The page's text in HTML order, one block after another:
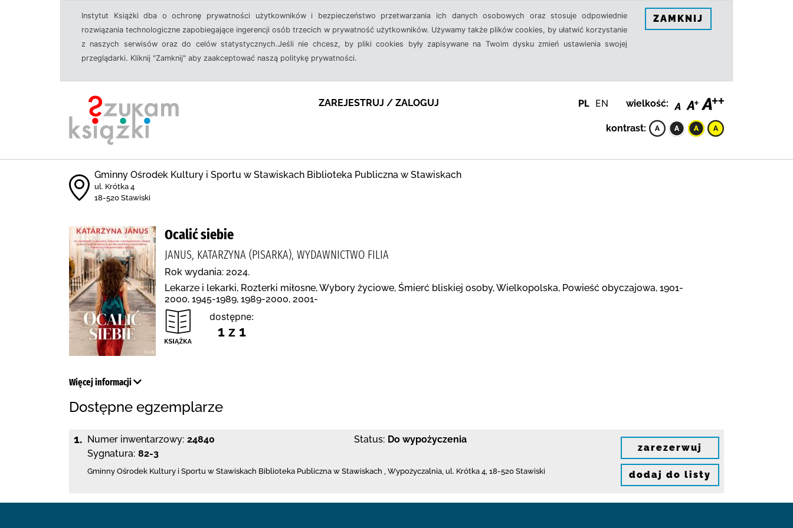
Instytut Książki dba o ochronę prywatności użytkowników i bezpieczeństwo przetwarzania ich danych osobowych oraz stosuje odpowiednie
rozwiązania technologiczne zapobiegające ingerencji osób trzecich w prywatność użytkowników. Używamy także plików cookies, by ułatwić korzystanie
z naszych serwisów oraz do celów statystycznych.Jeśli nie chcesz, by pliki cookies były zapisywane na Twoim dysku zmień ustawienia swojej
przeglądarki. Kliknij "Zamknij" aby zaakceptować naszą politykę prywatności.
ZAMKNIJ
ZAREJESTRUJ / ZALOGUJ PL EN wielkość:
kontrast:
Gminny Ośrodek Kultury i Sportu w Stawiskach Biblioteka Publiczna w Stawiskach
ul. Krótka 4
18-520 Stawiski
Ocalić siebie
JANUS, KATARZYNA (PISARKA), WYDAWNICTWO FILIA
Rok wydania: 2024.
Lekarze i lekarki, Rozterki miłosne, Wybory życiowe, Śmierć bliskiej osoby, Wielkopolska, Powieść obyczajowa, 1901-
2000, 1945-1989, 1989-2000, 2001-
dostępne:
1 z 1
Więcej informacji
Dostępne egzemplarze
1. Numer inwentarzowy: 24840
Sygnatura: 82-3
Status: Do wypożyczenia
Gminny Ośrodek Kultury i Sportu w Stawiskach Biblioteka Publiczna w Stawiskach , Wypożyczalnia, ul. Krótka 4, 18-520 Stawiski
zarezerwuj
dodaj do listy